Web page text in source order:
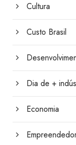
Cultura
Custo Brasil
Dia de +
Economia